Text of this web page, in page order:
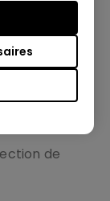
ou de
prévenir
résulter,
coûts sur
de